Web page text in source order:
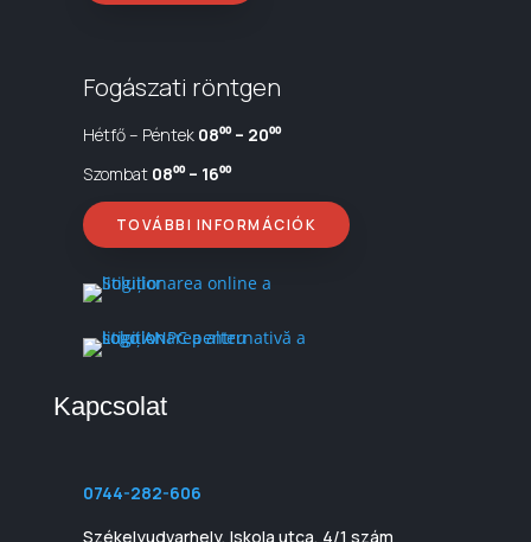
Fogászati röntgen
Hétfő – Péntek 08⁰⁰ – 20⁰⁰
Szombat 08⁰⁰ – 16⁰⁰
TOVÁBBI INFORMÁCIÓK
Kapcsolat
0744-282-606
Székelyudvarhely, Iskola utca, 4/1 szám